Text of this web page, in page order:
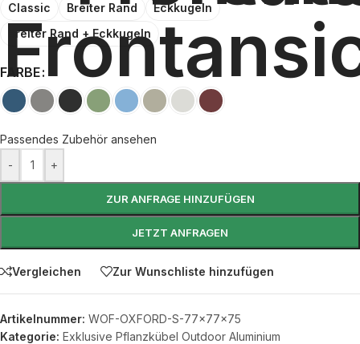
Classic Breiter Rand
Eckkugeln
Breiter Rand + Eckkugeln
FARBE
Passendes Zubehör ansehen
-
+
ZUR ANFRAGE HINZUFÜGEN
JETZT ANFRAGEN
Vergleichen Zur Wunschliste hinzufügen
Artikelnummer: WOF-OXFORD-S-77x77x75
Kategorie: Exklusive Pflanzkübel Outdoor Aluminium